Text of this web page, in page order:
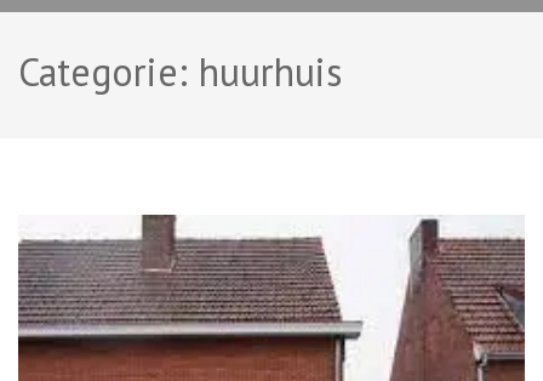
Categorie: huurhuis